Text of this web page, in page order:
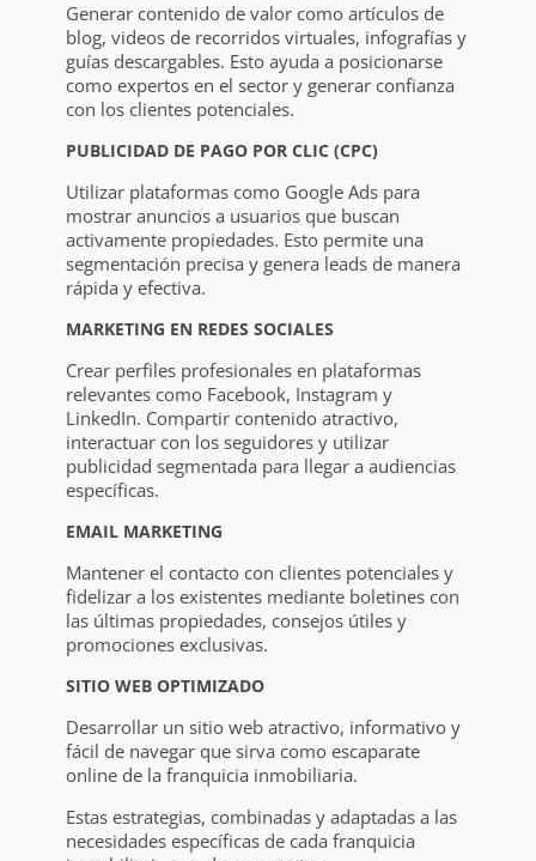
Generar contenido de valor como artículos de
blog, videos de recorridos virtuales, infografías y
guías descargables. Esto ayuda a posicionarse
como expertos en el sector y generar confianza
con los clientes potenciales.
PUBLICIDAD DE PAGO POR CLIC (CPC)
Utilizar plataformas como Google Ads para
mostrar anuncios a usuarios que buscan
activamente propiedades. Esto permite una
segmentación precisa y genera leads de manera
rápida y efectiva.
MARKETING EN REDES SOCIALES
Crear perfiles profesionales en plataformas
relevantes como Facebook, Instagram y
LinkedIn. Compartir contenido atractivo,
interactuar con los seguidores y utilizar
publicidad segmentada para llegar a audiencias
específicas.
EMAIL MARKETING
Mantener el contacto con clientes potenciales y
fidelizar a los existentes mediante boletines con
las últimas propiedades, consejos útiles y
promociones exclusivas.
SITIO WEB OPTIMIZADO
Desarrollar un sitio web atractivo, informativo y
fácil de navegar que sirva como escaparate
online de la franquicia inmobiliaria.
Estas estrategias, combinadas y adaptadas a las
necesidades específicas de cada franquicia